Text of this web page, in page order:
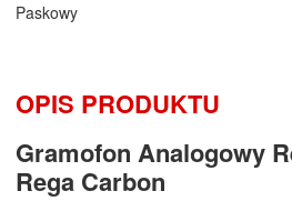
Paskowy
OPIS PRODUKTU
Gramofon Analogowy
Rega Carbon